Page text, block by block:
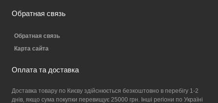
Обратная связь
Обратная связь
Карта сайта
Оплата та доставка
Доставка товару по Києву здійснюється безкоштовно в перебігу 1-2
днів, якщо сума покупки перевищує 25000 грн. Інші регіони по Україні